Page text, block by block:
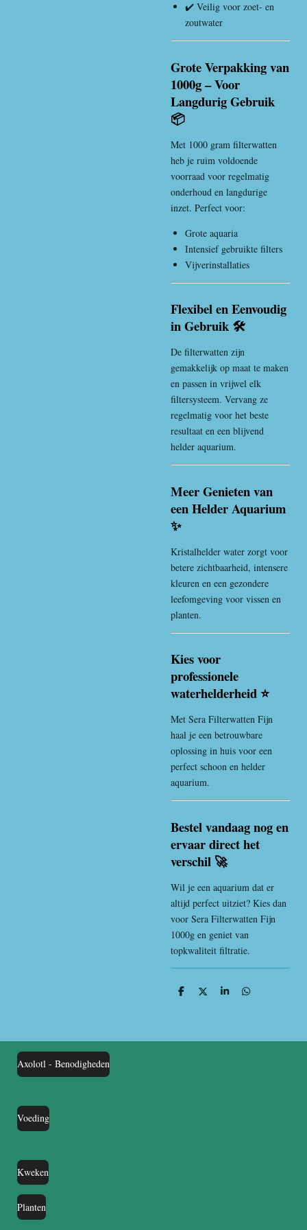
✔️ Veilig voor zoet- en
zoutwater
Grote Verpakking van
1000g – Voor
Langdurig Gebruik
📦
Met 1000 gram filterwatten
heb je ruim voldoende
voorraad voor regelmatig
onderhoud en langdurige
inzet. Perfect voor:
Grote aquaria
Intensief gebruikte filters
Vijverinstallaties
Flexibel en Eenvoudig
in Gebruik 🛠️
De filterwatten zijn
gemakkelijk op maat te maken
en passen in vrijwel elk
filtersysteem. Vervang ze
regelmatig voor het beste
resultaat en een blijvend
helder aquarium.
Meer Genieten van
een Helder Aquarium
✨
Kristalhelder water zorgt voor
betere zichtbaarheid, intensere
kleuren en een gezondere
leefomgeving voor vissen en
planten.
Kies voor
professionele
waterhelderheid ⭐
Met Sera Filterwatten Fijn
haal je een betrouwbare
oplossing in huis voor een
perfect schoon en helder
aquarium.
Bestel vandaag nog en
ervaar direct het
verschil 🚀
Wil je een aquarium dat er
altijd perfect uitziet? Kies dan
voor Sera Filterwatten Fijn
1000g en geniet van
topkwaliteit filtratie.
D
D
S
D
Axolotl - Benodigheden
Voeding
Kweken
Planten